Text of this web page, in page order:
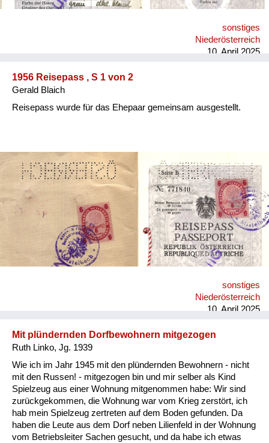
sonstiges
Niederösterreich
10. April 2025
1956 Reisepass , S 1 von 2
Gerald Blaich
Reisepass wurde für das Ehepaar gemeinsam ausgestellt.
sonstiges
Niederösterreich
10. April 2025
Mit plündernden Dorfbewohnern mitgezogen
Ruth Linko, Jg. 1939
Wie ich im Jahr 1945 mit den plündernden Bewohnern - nicht
mit den Russen! - mitgezogen bin und mir selber als Kind
Spielzeug aus einer Wohnung mitgenommen habe: Wir sind
zurückgekommen, die Wohnung war vom Krieg zerstört, ich
hab mein Spielzeug zertreten auf dem Boden gefunden. Da
haben die Leute aus dem Dorf neben Lilienfeld in der Wohnung
vom Betriebsleiter Sachen gesucht, und da habe ich etwas